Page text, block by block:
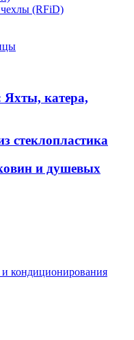
(RFiD)
Яхты, катера,
стеклопластика
и душевых
кондиционирования